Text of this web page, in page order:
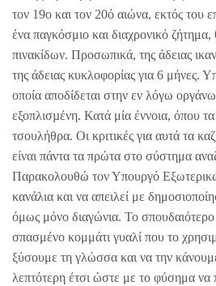
τον 19ο και τον 20ό αιώνα, εκτός του
ένα παγκόσμιο και διαχρονικό
πινακίδων. Προσωπικά, της άδειας
της άδειας κυκλοφορίας για 6 μήνες.
οποία αποδίδεται στην εν λόγω
εξοπλισµένη. Κατά μία έννοια, όπου
τσουλήθρα. Οι κριτικές για αυτά τα
είναι πάντα τα πρώτα στο σύστημα
Παρακολουθώ τον Υπουργό
κανάλια και να απειλεί με
όμως μόνο διαγώνια. Το
σπασμένο κομμάτι γυαλί που το
ξύσουμε τη γλώσσα και να την
λεπτότερη έτσι ώστε με το φύσημα να